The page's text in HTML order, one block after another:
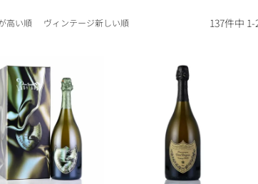
ギフトラッピング
高い順 ヴィンテージ新しい順 137件中 1-